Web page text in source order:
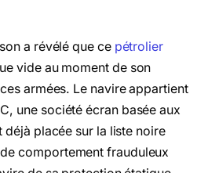
a révélé que ce pétrolier
vide au moment de son
armées. Le navire appartient
une société écran basée aux
déjà placée sur la liste noire
comportement frauduleux